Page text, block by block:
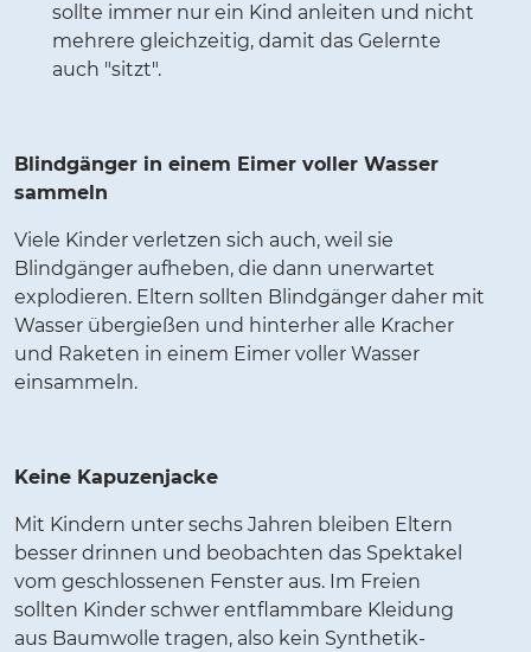
sollte immer nur ein Kind anleiten und nicht
mehrere gleichzeitig, damit das Gelernte
auch "sitzt".
Blindgänger in einem Eimer voller Wasser
sammeln
Viele Kinder verletzen sich auch, weil sie
Blindgänger aufheben, die dann unerwartet
explodieren. Eltern sollten Blindgänger daher mit
Wasser übergießen und hinterher alle Kracher
und Raketen in einem Eimer voller Wasser
einsammeln.
Keine Kapuzenjacke
Mit Kindern unter sechs Jahren bleiben Eltern
besser drinnen und beobachten das Spektakel
vom geschlossenen Fenster aus. Im Freien
sollten Kinder schwer entflammbare Kleidung
aus Baumwolle tragen, also kein Synthetik-